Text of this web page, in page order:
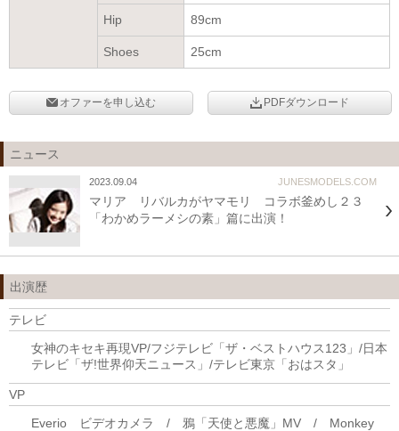
Hip 89cm
Shoes 25cm
オファーを申し込む PDFダウンロード
ニュース
2023.09.04 JUNESMODELS.COM
マリア リバルカがヤマモリ コラボ釜めし２３
「わかめラーメシの素」篇に出演！
出演歴
テレビ
女神のキセキ再現VP/フジテレビ「ザ・ベストハウス123」/日本
テレビ「ザ!世界仰天ニュース」/テレビ東京「おはスタ」
VP
Everio ビデオカメラ / 鴉「天使と悪魔」MV / Monkey